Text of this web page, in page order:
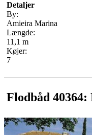
Detaljer
By:
Amieira Marina
Længde:
11,1 m
Køjer:
7
Flodbåd 40364: